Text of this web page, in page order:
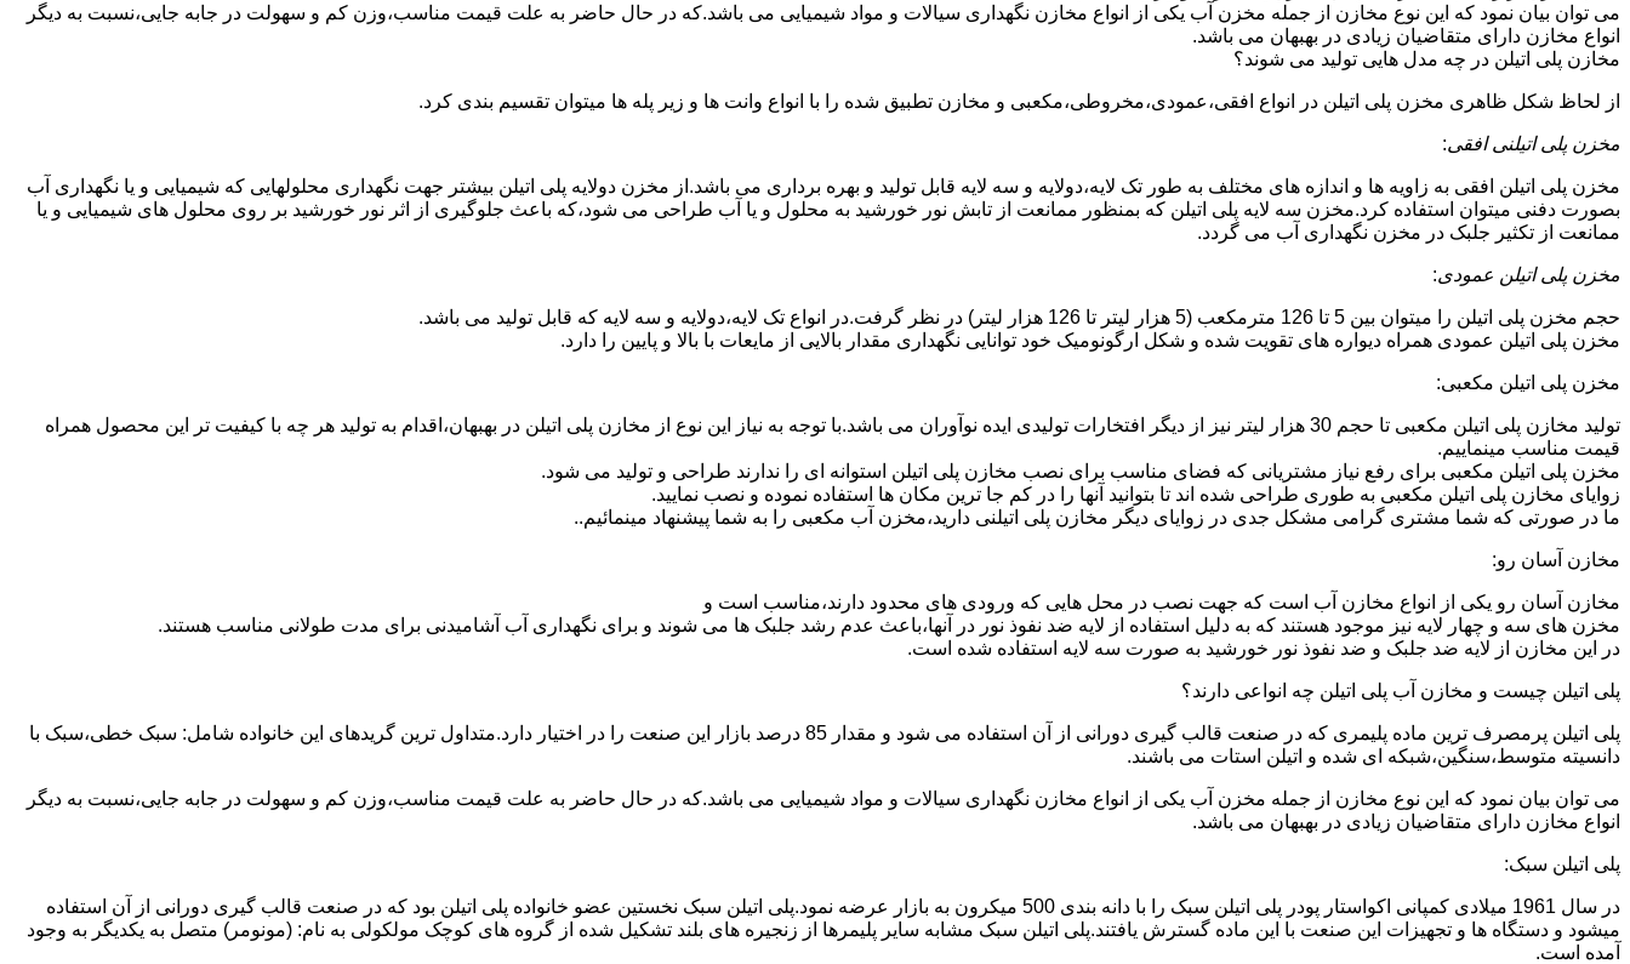
می توان بیان نمود که این نوع مخازن از جمله مخزن آب یکی از انواع مخازن نگهداری سیالات و مواد شیمیایی می باشد.که در حال حاضر به علت قیمت مناسب،وزن کم و سهولت در جابه جایی،نسبت به دیگر
انواع مخازن دارای متقاضیان زیادی در بهبهان می باشد.
مخازن پلی اتیلن در چه مدل هایی تولید می شوند؟
از لحاظ شکل ظاهری مخزن پلی اتیلن در انواع افقی،عمودی،مخروطی،مکعبی و مخازن تطبیق شده را با انواع وانت ها و زیر پله ها میتوان تقسیم بندی کرد.
مخزن پلی اتیلنی افقی:
مخزن پلی اتیلن افقی به زاویه ها و اندازه های مختلف به طور تک لایه،دولایه و سه لایه قابل تولید و بهره برداری می باشد.از مخزن دولایه پلی اتیلن بیشتر جهت نگهداری محلولهایی که شیمیایی و یا نگهداری آب
بصورت دفنی میتوان استفاده کرد.مخزن سه لایه پلی اتیلن که بمنظور ممانعت از تابش نور خورشید به محلول و یا آب طراحی می شود،که باعث جلوگیری از اثر نور خورشید بر روی محلول های شیمیایی و یا
ممانعت از تکثیر جلبک در مخزن نگهداری آب می گردد.
مخزن پلی اتیلن عمودی:
حجم مخزن پلی اتیلن را میتوان بین 5 تا 126 مترمکعب (5 هزار لیتر تا 126 هزار لیتر) در نظر گرفت.در انواع تک لایه،دولایه و سه لایه که قابل تولید می باشد.
مخزن پلی اتیلن عمودی همراه دیواره های تقویت شده و شکل ارگونومیک خود توانایی نگهداری مقدار بالایی از مایعات با بالا و پایین را دارد.
مخزن پلی اتیلن مکعبی:
تولید مخازن پلی اتیلن مکعبی تا حجم 30 هزار لیتر نیز از دیگر افتخارات تولیدی ایده نوآوران می باشد.با توجه به نیاز این نوع از مخازن پلی اتیلن در بهبهان،اقدام به تولید هر چه با کیفیت تر این محصول همراه
قیمت مناسب مینماییم.
مخزن پلی اتیلن مکعبی برای رفع نیاز مشتریانی که فضای مناسب برای نصب مخازن پلی اتیلن استوانه ای را ندارند طراحی و تولید می شود.
زوایای مخازن پلی اتیلن مکعبی به طوری طراحی شده اند تا بتوانید آنها را در کم جا ترین مکان ها استفاده نموده و نصب نمایید.
ما در صورتی که شما مشتری گرامی مشکل جدی در زوایای دیگر مخازن پلی اتیلنی دارید،مخزن آب مکعبی را به شما پیشنهاد مینمائیم..
مخازن آسان رو:
مخازن آسان رو یکی از انواع مخازن آب است که جهت نصب در محل هایی که ورودی های محدود دارند،مناسب است و
مخزن های سه و چهار لایه نیز موجود هستند که به دلیل استفاده از لایه ضد نفوذ نور در آنها،باعث عدم رشد جلبک ها می شوند و برای نگهداری آب آشامیدنی برای مدت طولانی مناسب هستند.
در این مخازن از لایه ضد جلبک و ضد نفوذ نور خورشید به صورت سه لایه استفاده شده است.
پلی اتیلن چیست و مخازن آب پلی اتیلن چه انواعی دارند؟
پلی اتیلن پرمصرف ترین ماده پلیمری که در صنعت قالب گیری دورانی از آن استفاده می شود و مقدار 85 درصد بازار این صنعت را در اختیار دارد.متداول ترین گریدهای این خانواده شامل: سبک خطی،سبک با
دانسیته متوسط،سنگین،شبکه ای شده و اتیلن استات می باشند.
می توان بیان نمود که این نوع مخازن از جمله مخزن آب یکی از انواع مخازن نگهداری سیالات و مواد شیمیایی می باشد.که در حال حاضر به علت قیمت مناسب،وزن کم و سهولت در جابه جایی،نسبت به دیگر
انواع مخازن دارای متقاضیان زیادی در بهبهان می باشد.
پلی اتیلن سبک:
در سال 1961 میلادی کمپانی اکواستار پودر پلی اتیلن سبک را با دانه بندی 500 میکرون به بازار عرضه نمود.پلی اتیلن سبک نخستین عضو خانواده پلی اتیلن بود که در صنعت قالب گیری دورانی از آن استفاده
میشود و دستگاه ها و تجهیزات این صنعت با این ماده گسترش یافتند.پلی اتیلن سبک مشابه سایر پلیمرها از زنجیره های بلند تشکیل شده از گروه های کوچک مولکولی به نام: (مونومر) متصل به یکدیگر به وجود
آمده است.